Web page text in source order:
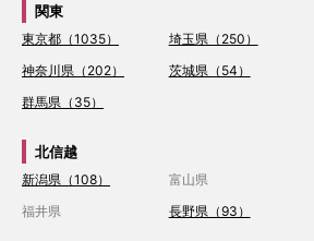
関東
東京都（1035） 埼玉県（250）
神奈川県（202）
茨城県（54）
群馬県（35）
北信越
新潟県（108） 富山県
福井県
長野県（93）